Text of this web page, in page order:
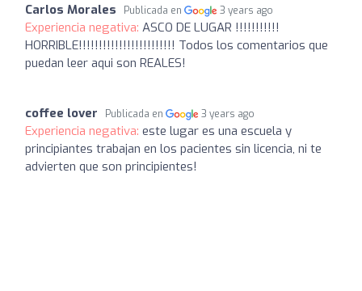
Carlos Morales Publicada en 3 years ago
Experiencia negativa: ASCO DE LUGAR !!!!!!!!!!!
HORRIBLE!!!!!!!!!!!!!!!!!!!!!!!! Todos los comentarios que
puedan leer aqui son REALES!
coffee lover Publicada en 3 years ago
Experiencia negativa: este lugar es una escuela y
principiantes trabajan en los pacientes sin licencia, ni te
advierten que son principientes!